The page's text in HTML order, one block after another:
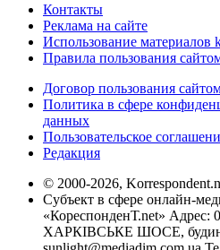
Контакты
Реклама на сайте
Использование материалов
Правила пользования
Договор пользования
Политика в сфере
данных
Пользовательское
Редакция
© 2000-2026,
Субъект в сфере онлайн-
«КореспонденТ.net» Адрес:
ХАРКІВСЬКЕ ШОСЕ,